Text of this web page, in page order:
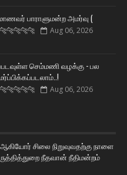
பாராளுமன்ற அமர்வு (
Aug 06, 2026
செம்மணி வழக்கு - பல
Aug 06, 2026
சிலை நிறுவுவதற்கு நாளை
நீதவான் நீதிமன்றம்